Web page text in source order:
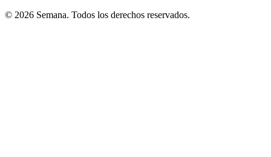
© 2026 Semana. Todos los derechos reservados.